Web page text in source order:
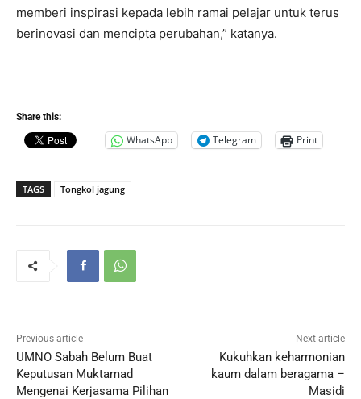
memberi inspirasi kepada lebih ramai pelajar untuk terus
berinovasi dan mencipta perubahan,” katanya.
Share this:
WhatsApp Telegram Print
TAGS Tongkol jagung
Previous article
UMNO Sabah Belum Buat
Keputusan Muktamad
Mengenai Kerjasama Pilihan
Next article
Kukuhkan keharmonian
kaum dalam beragama –
Masidi